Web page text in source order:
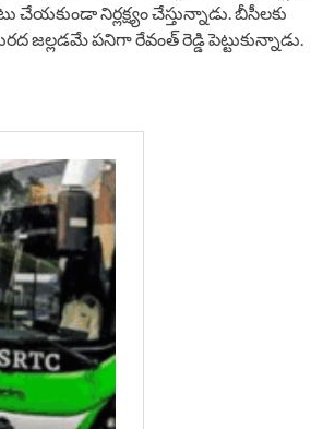
నిర్లక్ష్యం చేస్తున్నాడు. బీసీలకు
జల్లడమే పనిగా రేవంత్ రెడ్డి పెట్టుకున్నాడు.